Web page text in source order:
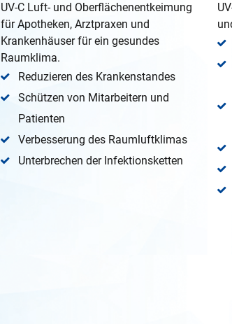
UV-C Luft- und Oberflächenentkeimung
für Apotheken, Arztpraxen und
Krankenhäuser für ein gesundes
Raumklima.
Reduzieren des Krankenstandes
Schützen von Mitarbeitern und
Patienten
Verbesserung des Raumluftklimas
Unterbrechen der Infektionsketten